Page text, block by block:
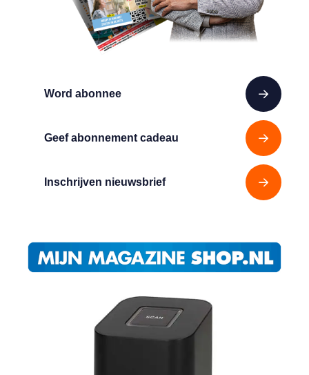
Word abonnee
Geef abonnement cadeau
Inschrijven nieuwsbrief